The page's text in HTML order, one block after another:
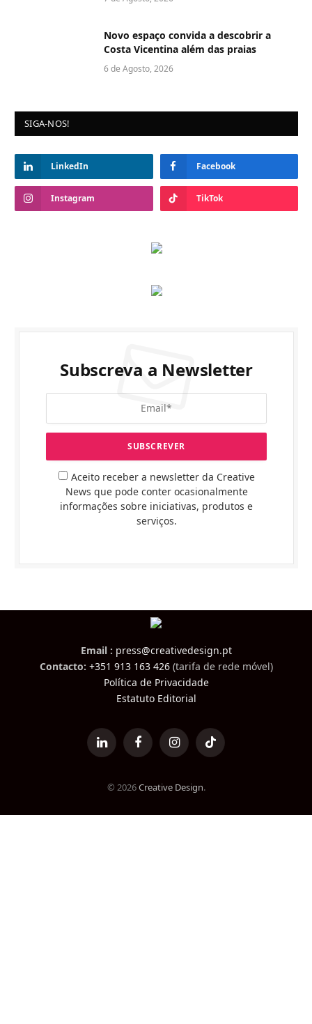
Novo espaço convida a descobrir a
Costa Vicentina além das praias
6 de Agosto, 2026
SIGA-NOS!
LinkedIn Facebook
Instagram TikTok
Subscreva a Newsletter
Aceito receber a newsletter da Creative
News que pode conter ocasionalmente
informações sobre iniciativas, produtos e
serviços.
Email : press@creativedesign.pt
Contacto: +351 913 163 426(tarifa de rede móvel)
Política de Privacidade
Estatuto Editorial
LinkedIn FacebookInstagramTikTok
© 2026Creative Design.